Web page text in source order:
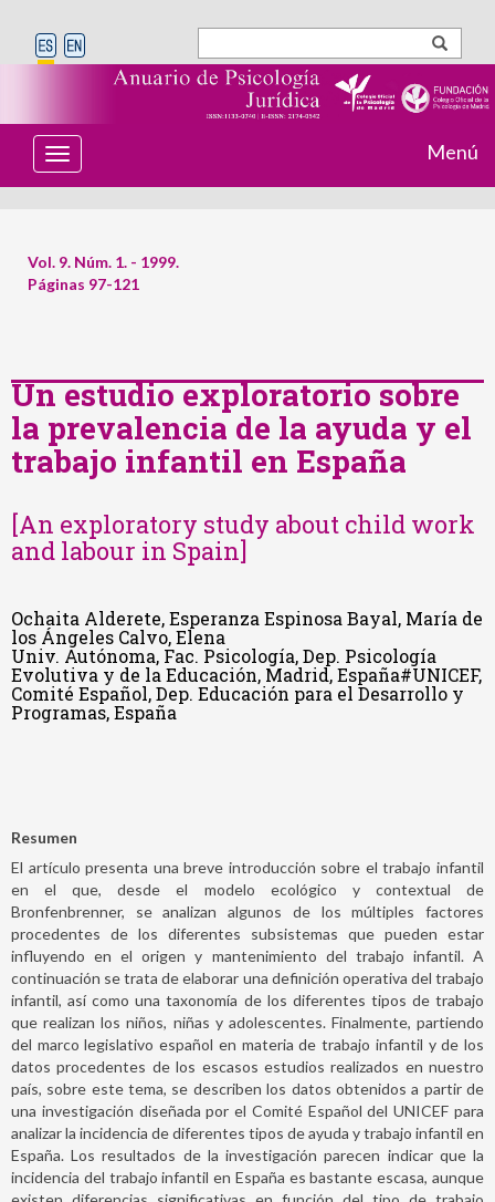
T
o
g
n
a
t
n
Menú
Vol. 9. Núm. 1. - 1999.
Páginas 97-121
Un estudio exploratorio sobre
la prevalencia de la ayuda y el
trabajo infantil en España
[An exploratory study about child work
and labour in Spain]
Ochaita Alderete, Esperanza Espinosa Bayal, María de
los Ángeles Calvo, Elena
Univ. Autónoma, Fac. Psicología, Dep. Psicología
Evolutiva y de la Educación, Madrid, España#UNICEF,
Comité Español, Dep. Educación para el Desarrollo y
Programas, España
Resumen
El artículo presenta una breve introducción sobre el trabajo infantil
en el que, desde el modelo ecológico y contextual de
Bronfenbrenner, se analizan algunos de los múltiples factores
procedentes de los diferentes subsistemas que pueden estar
influyendo en el origen y mantenimiento del trabajo infantil. A
continuación se trata de elaborar una definición operativa del trabajo
infantil, así como una taxonomía de los diferentes tipos de trabajo
que realizan los niños, niñas y adolescentes. Finalmente, partiendo
del marco legislativo español en materia de trabajo infantil y de los
datos procedentes de los escasos estudios realizados en nuestro
país, sobre este tema, se describen los datos obtenidos a partir de
una investigación diseñada por el Comité Español del UNICEF para
analizar la incidencia de diferentes tipos de ayuda y trabajo infantil en
España. Los resultados de la investigación parecen indicar que la
incidencia del trabajo infantil en España es bastante escasa, aunque